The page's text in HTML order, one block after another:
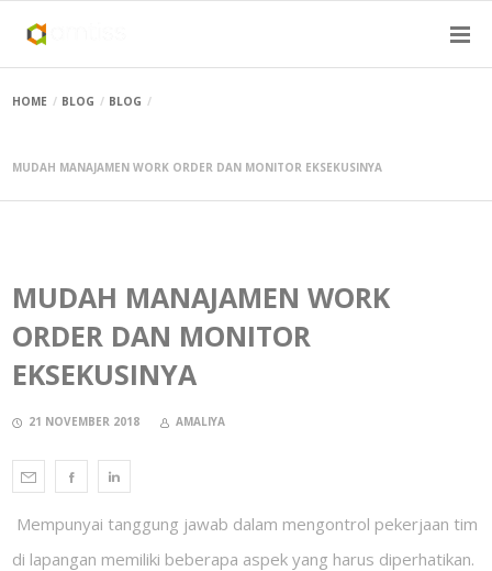
HOME BLOG BLOG
MUDAH MANAJAMEN WORK ORDER DAN MONITOR EKSEKUSINYA
MUDAH MANAJAMEN WORK
ORDER DAN MONITOR
EKSEKUSINYA
21 NOVEMBER 2018 AMALIYA
Mempunyai tanggung jawab dalam mengontrol pekerjaan tim
di lapangan memiliki beberapa aspek yang harus diperhatikan.